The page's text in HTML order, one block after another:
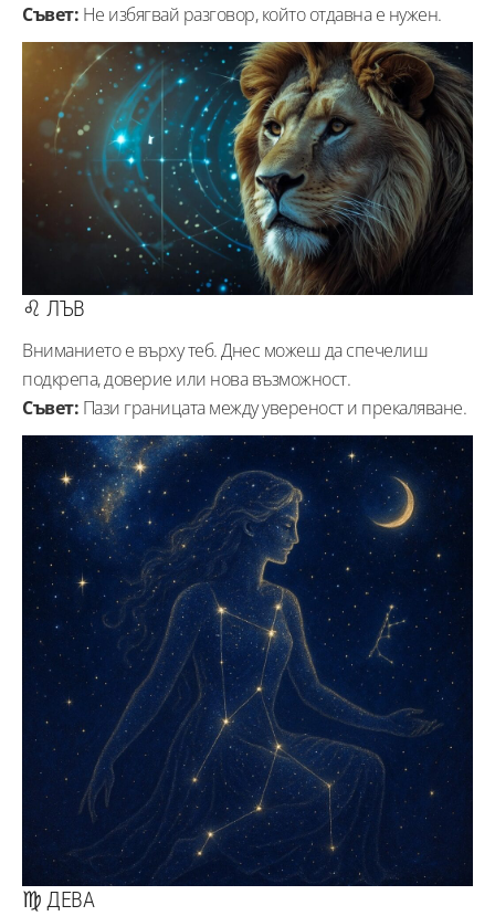
Съвет: Не избягвай разговор, който отдавна е нужен.
♌ ЛЪВ
Вниманието е върху теб. Днес можеш да спечелиш
подкрепа, доверие или нова възможност.
Съвет: Пази границата между увереност и прекаляване.
♍ ДЕВА